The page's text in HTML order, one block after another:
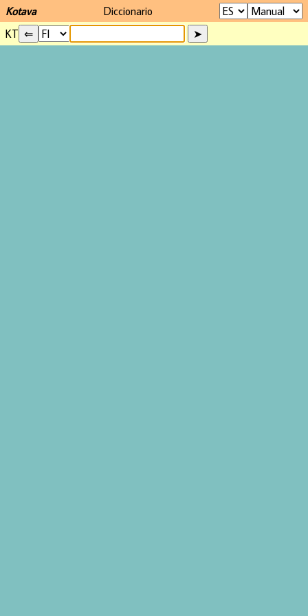
Kotava
Diccionario
KT